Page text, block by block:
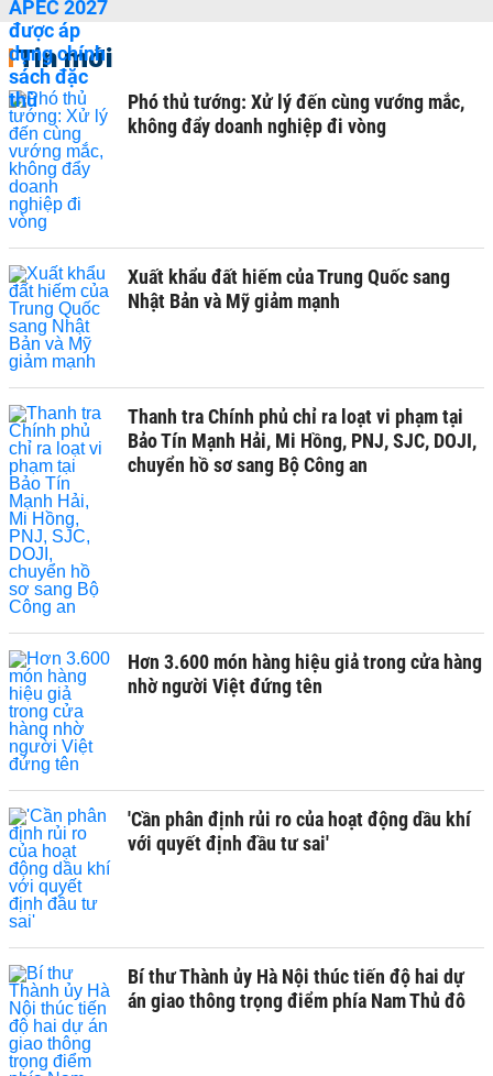
Tin mới
Phó thủ tướng: Xử lý đến cùng vướng mắc,
không đẩy doanh nghiệp đi vòng
Xuất khẩu đất hiếm của Trung Quốc sang
Nhật Bản và Mỹ giảm mạnh
Thanh tra Chính phủ chỉ ra loạt vi phạm tại
Bảo Tín Mạnh Hải, Mi Hồng, PNJ, SJC, DOJI,
chuyển hồ sơ sang Bộ Công an
Hơn 3.600 món hàng hiệu giả trong cửa hàng
nhờ người Việt đứng tên
'Cần phân định rủi ro của hoạt động dầu khí
với quyết định đầu tư sai'
Bí thư Thành ủy Hà Nội thúc tiến độ hai dự
án giao thông trọng điểm phía Nam Thủ đô